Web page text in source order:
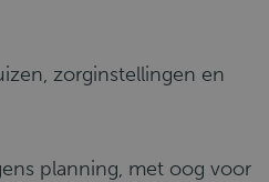
zorginstellingen en
planning, met oog voor